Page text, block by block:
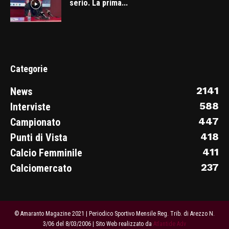
serio. La prima...
Categorie
News
2141
Interviste
588
Campionato
447
Punti di Vista
418
Calcio Femminile
411
Calciomercato
237
© Amaranto Magazine 2021 | Periodico Sportivo Mensile Reg. Trib. di Arezzo N.
3/06 del 8/03/2006 | Sito Web realizzato da Atlantide Adv